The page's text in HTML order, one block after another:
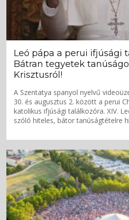
Leó pápa a perui ifjúsági
Bátran tegyetek
Krisztusról!
A Szentatya spanyol nyelvű
30. és augusztus 2. között a perui
katolikus ifjúsági találkozóra. XIV.
szóló hiteles, bátor tanúságtételre